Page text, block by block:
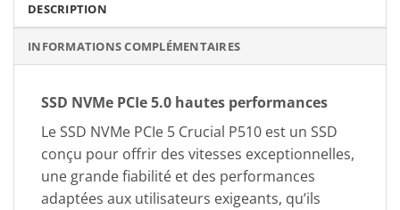
DESCRIPTION
INFORMATIONS COMPLÉMENTAIRES
SSD NVMe PCIe 5.0 hautes performances
Le SSD NVMe PCIe 5 Crucial P510 est un SSD
conçu pour offrir des vitesses exceptionnelles,
une grande fiabilité et des performances
adaptées aux utilisateurs exigeants, qu’ils